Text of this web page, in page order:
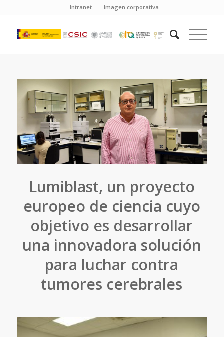
Intranet Imagen corporativa
Lumiblast, un proyecto
europeo de ciencia cuyo
objetivo es desarrollar
una innovadora solución
para luchar contra
tumores cerebrales